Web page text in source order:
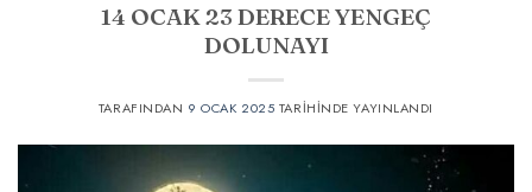
14 OCAK 23 DERECE YENGEÇ
DOLUNAYI
TARAFINDAN 9 OCAK 2025 TARIHINDE YAYINLANDI